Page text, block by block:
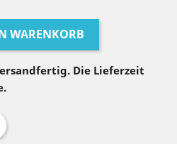
WARENKORB
Die Lieferzeit